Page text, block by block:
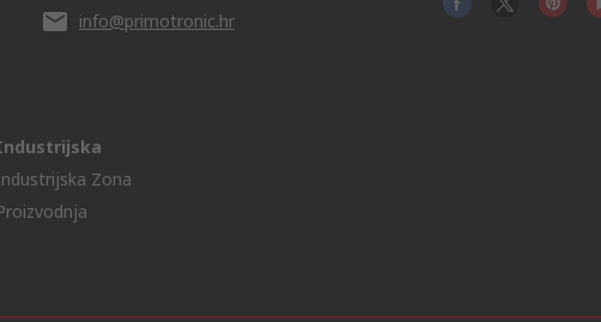
info@primotronic.hr
Zona